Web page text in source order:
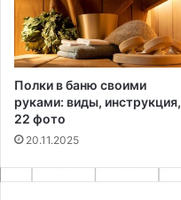
Полки в баню своими
руками: виды, инструкция,
22 фото
20.11.2025